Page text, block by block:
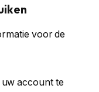
voor de
uw account te